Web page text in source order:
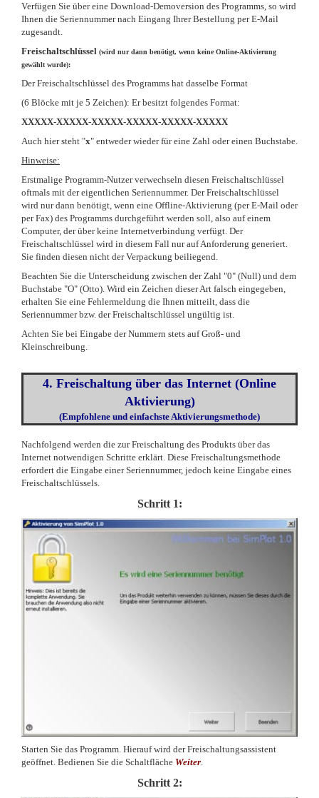
Verfügen Sie über eine Download-Demoversion des Programms, so wird
Ihnen die Seriennummer nach Eingang Ihrer Bestellung per E-Mail
zugesandt.
Freischaltschlüssel (wird nur dann benötigt, wenn keine Online-Aktivierung
gewählt wurde):
Der Freischaltschlüssel des Programms hat dasselbe Format
(6 Blöcke mit je 5 Zeichen): Er besitzt folgendes Format:
XXXXX-XXXXX-XXXXX-XXXXX-XXXXX-XXXXX
Auch hier steht "x" entweder wieder für eine Zahl oder einen Buchstabe.
Hinweise:
Erstmalige Programm-Nutzer verwechseln diesen Freischaltschlüssel
oftmals mit der eigentlichen Seriennummer. Der Freischaltschlüssel
wird nur dann benötigt, wenn eine Offline-Aktivierung (per E-Mail oder
per Fax) des Programms durchgeführt werden soll, also auf einem
Computer, der über keine Internetverbindung verfügt. Der
Freischaltschlüssel wird in diesem Fall nur auf Anforderung generiert.
Sie finden diesen nicht der Verpackung beiliegend.
Beachten Sie die Unterscheidung zwischen der Zahl "0" (Null) und dem
Buchstabe "O" (Otto). Wird ein Zeichen dieser Art falsch eingegeben,
erhalten Sie eine Fehlermeldung die Ihnen mitteilt, dass die
Seriennummer bzw. der Freischaltschlüssel ungültig ist.
Achten Sie bei Eingabe der Nummern stets auf Groß- und
Kleinschreibung.
4. Freischaltung über das Internet (Online
Aktivierung)
(Empfohlene und einfachste Aktivierungsmethode)
Nachfolgend werden die zur Freischaltung des Produkts über das
Internet notwendigen Schritte erklärt. Diese Freischaltungsmethode
erfordert die Eingabe einer Seriennummer, jedoch keine Eingabe eines
Freischaltschlüssels.
Schritt 1:
Starten Sie das Programm. Hierauf wird der Freischaltungsassistent
geöffnet. Bedienen Sie die Schaltfläche Weiter.
Schritt 2: